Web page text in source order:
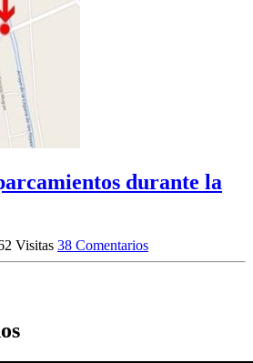
durante la
Visitas 38 Comentarios